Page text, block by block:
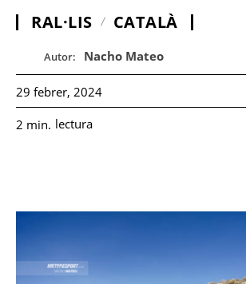
RAL·LIS CATALÀ
Autor: Nacho Mateo
29 febrer, 2024
2 min. lectura